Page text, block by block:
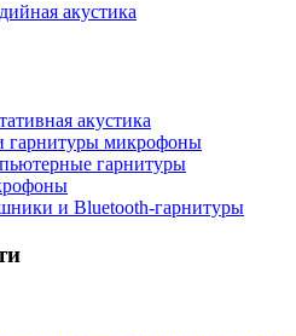
акустика
акустика
гарнитуры микрофоны
гарнитуры
и Bluetooth-гарнитуры